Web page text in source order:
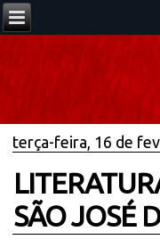
terça-feira, 16 de
SÃO JOSÉ